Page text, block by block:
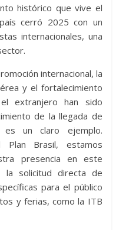
histórico que vive el
cerró 2025 con un
internacionales, una
internacional, la
y el fortalecimiento
extranjero han sido
de la llegada de
es un claro ejemplo.
Plan Brasil, estamos
presencia en este
la solicitud directa de
para el público
y ferias, como la ITB